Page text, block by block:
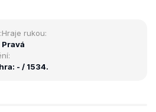
Hraje rukou:
Pravá
- / 1534.